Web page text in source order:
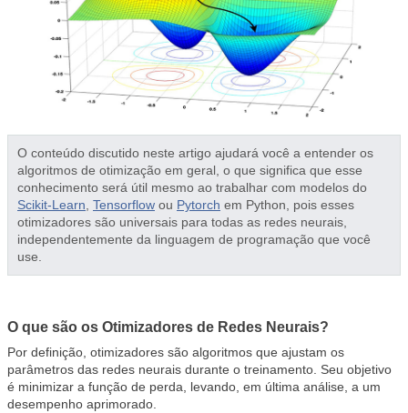
O conteúdo discutido neste artigo ajudará você a entender os
algoritmos de otimização em geral, o que significa que esse
conhecimento será útil mesmo ao trabalhar com modelos do
Scikit-Learn Tensorflow ou Pytorch em Python, pois esses
otimizadores são universais para todas as redes neurais,
independentemente da linguagem de programação que você
use.
O que são os Otimizadores de Redes Neurais?
Por definição, otimizadores são algoritmos que ajustam os
parâmetros das redes neurais durante o treinamento. Seu objetivo
é minimizar a função de perda, levando, em última análise, a um
desempenho aprimorado.